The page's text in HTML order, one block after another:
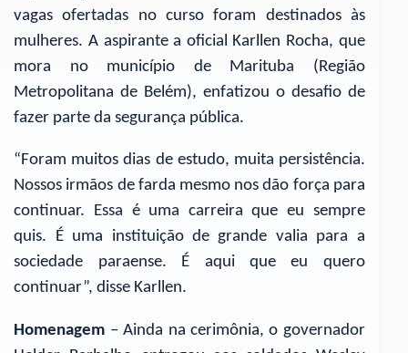
vagas ofertadas no curso foram destinados às
mulheres. A aspirante a oficial Karllen Rocha, que
mora no município de Marituba (Região
Metropolitana de Belém), enfatizou o desafio de
fazer parte da segurança pública.
“Foram muitos dias de estudo, muita persistência.
Nossos irmãos de farda mesmo nos dão força para
continuar. Essa é uma carreira que eu sempre
quis. É uma instituição de grande valia para a
sociedade paraense. É aqui que eu quero
continuar”, disse Karllen.
Homenagem – Ainda na cerimônia, o governador